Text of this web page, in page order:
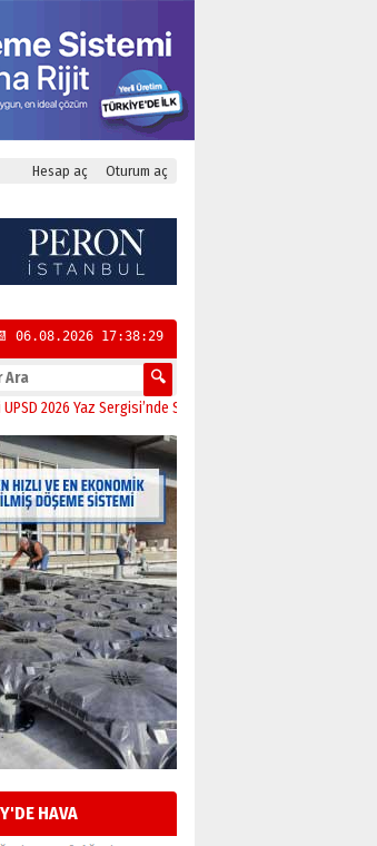
Hesap aç Oturum aç
06.08.2026 17:38:30
Yaz Sergisi’nde Sanatseverlerle Buluştu
HAVA